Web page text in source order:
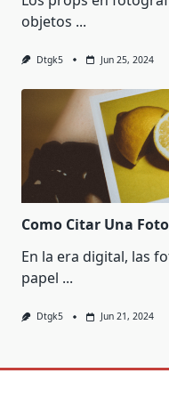
objetos ...
Dtgk5 Jun 25, 2024
Como Citar Una
En la era digital, las
papel ...
Dtgk5 Jun 21, 2024